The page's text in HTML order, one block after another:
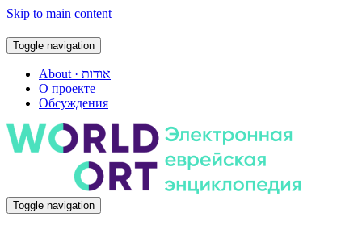
Skip to main content
Toggle navigation
About · אודות
О проекте
Обсуждения
Toggle navigation